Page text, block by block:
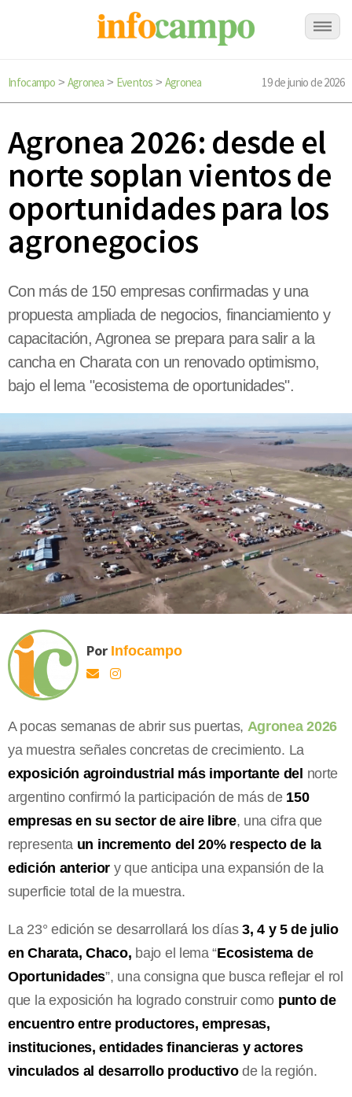
Infocampo > Agronea > Eventos > Agronea 19 de junio de 2026
Agronea 2026: desde el
norte soplan vientos de
oportunidades para los
agronegocios
Con más de 150 empresas confirmadas y una
propuesta ampliada de negocios, financiamiento y
capacitación, Agronea se prepara para salir a la
cancha en Charata con un renovado optimismo,
bajo el lema "ecosistema de oportunidades".
Por Infocampo
A pocas semanas de abrir sus puertas, Agronea 2026
ya muestra señales concretas de crecimiento. La
exposición agroindustrial más importante del norte
argentino confirmó la participación de más de 150
empresas en su sector de aire libre, una cifra que
representa un incremento del 20% respecto de la
edición anterior y que anticipa una expansión de la
superficie total de la muestra.
La 23° edición se desarrollará los días 3, 4 y 5 de julio
en Charata, Chaco, bajo el lema “Ecosistema de
Oportunidades”, una consigna que busca reflejar el rol
que la exposición ha logrado construir como punto de
encuentro entre productores, empresas,
instituciones, entidades financieras y actores
vinculados al desarrollo productivode la región.